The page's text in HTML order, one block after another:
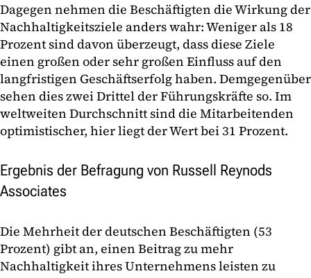
Dagegen nehmen die Beschäftigten die Wirkung der
Nachhaltigkeitsziele anders wahr: Weniger als 18
Prozent sind davon überzeugt, dass diese Ziele
einen großen oder sehr großen Einfluss auf den
langfristigen Geschäftserfolg haben. Demgegenüber
sehen dies zwei Drittel der Führungskräfte so. Im
weltweiten Durchschnitt sind die Mitarbeitenden
optimistischer, hier liegt der Wert bei 31 Prozent.
Ergebnis der Befragung von Russell Reynods
Associates
Die Mehrheit der deutschen Beschäftigten (53
Prozent) gibt an, einen Beitrag zu mehr
Nachhaltigkeit ihres Unternehmens leisten zu